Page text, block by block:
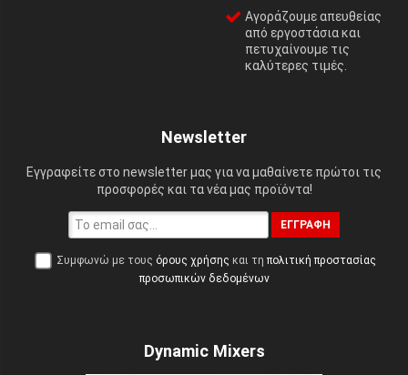
Αγοράζουμε απευθείας
από εργοστάσια και
πετυχαίνουμε τις
καλύτερες τιμές.
Newsletter
Εγγραφείτε στο newsletter μας για να μαθαίνετε πρώτοι τις
προσφορές και τα νέα μας προϊόντα!
ΕΓΓΡΑΦΉ
Συμφωνώ με τους όρους χρήσης και τη πολιτική προστασίας
προσωπικών δεδομένων
Dynamic Mixers